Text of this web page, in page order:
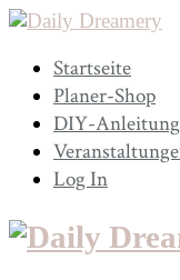
Startseite
Planer-Shop
DIY-
Log In